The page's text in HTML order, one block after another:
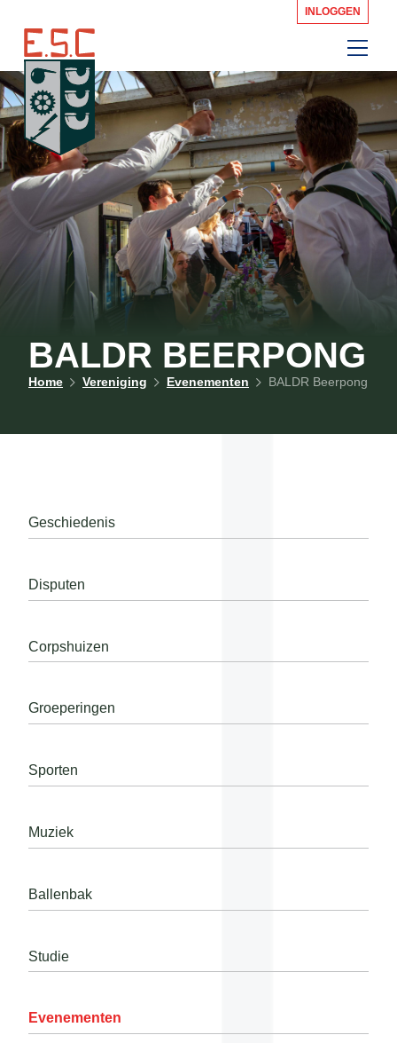
INLOGGEN
BALDR BEERPONG
Home Vereniging Evenementen BALDR Beerpong
Geschiedenis
Disputen
Corpshuizen
Groeperingen
Sporten
Muziek
Ballenbak
Studie
Evenementen